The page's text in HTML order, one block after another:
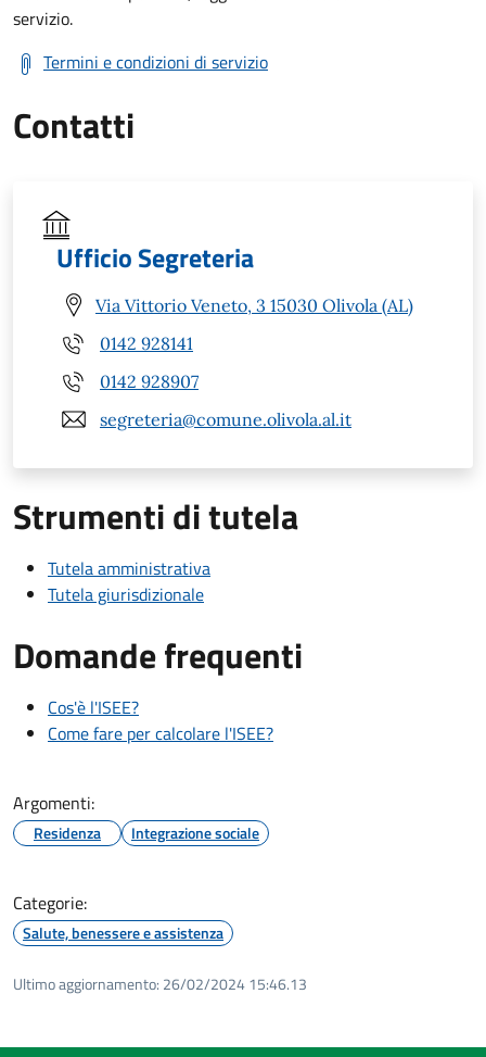
servizio.
Termini e condizioni di servizio
Contatti
Ufficio Segreteria
Via Vittorio Veneto, 3 15030 Olivola (AL)
0142 928141
0142 928907
segreteria@comune.olivola.al.it
Strumenti di tutela
Tutela amministrativa
Tutela giurisdizionale
Domande frequenti
Cos'è l'ISEE?
Come fare per calcolare l'ISEE?
Argomenti:
Residenza Integrazione sociale
Categorie:
Salute, benessere e assistenza
Ultimo aggiornamento: 26/02/2024 15:46.13